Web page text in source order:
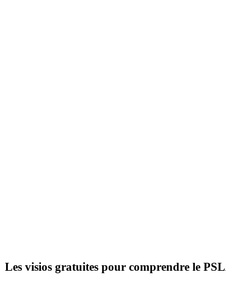
Les visios gratuites pour comprendre le